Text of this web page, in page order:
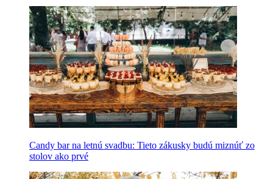
Candy bar na letnú svadbu: Tieto zákusky budú miznúť zo
stolov ako prvé